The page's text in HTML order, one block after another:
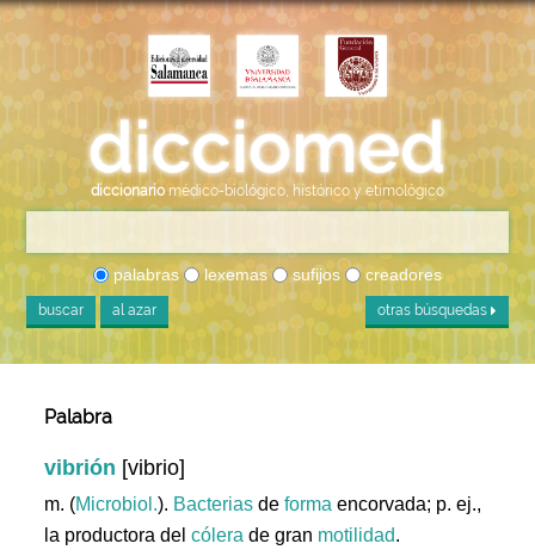
diccionario médico-biológico, histórico y etimológico
palabras lexemas sufijos creadores
buscar al azar otras búsquedas
Palabra
vibrión [vibrio]
m. (Microbiol.). Bacterias deforma encorvada; p. ej.,
la productora delcólera de gran motilidad.